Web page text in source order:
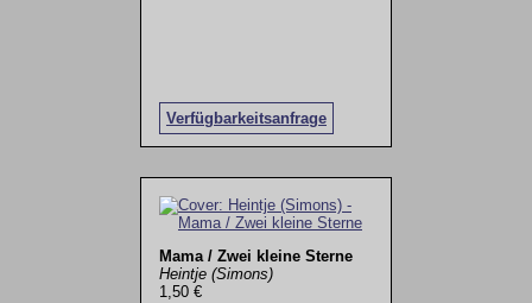
Verfügbarkeitsanfrage
Mama / Zwei kleine Sterne
Heintje (Simons)
1,50 €